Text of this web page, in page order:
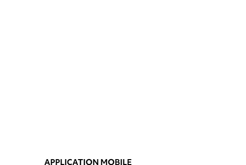
APPLICATION MOBILE